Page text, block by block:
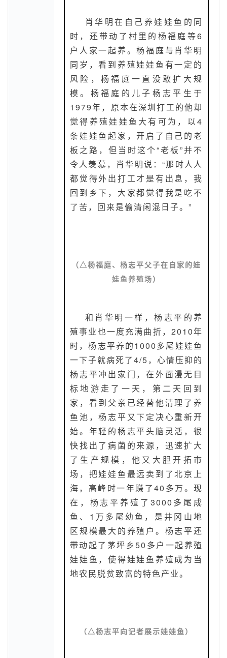
肖华明在自己养娃娃鱼的同
时，还带动了村里的杨福庭等6
户人家一起养。杨福庭与肖华明
同岁，看到养殖娃娃鱼有一定的
风险，杨福庭一直没敢扩大规
模。杨福庭的儿子杨志平生于
1979年，原本在深圳打工的他却
觉得养殖娃娃鱼大有可为，以4
条娃娃鱼起家，开启了自己的老
板之路，但当时这个“老板”并不
令人羡慕，肖华明说：“那时人人
都觉得外出打工才是有出息，我
回到乡下，大家都觉得我是吃不
了苦，回来是偷清闲混日子。”
（△杨福庭、杨志平父子在自家的娃
娃鱼养殖场）
和肖华明一样，杨志平的养
殖事业也一度充满曲折，2010年
时，杨志平养的1000多尾娃娃鱼
一下子就病死了4/5，心情压抑的
杨志平冲出家门，在外面漫无目
标地游走了一天，第二天回到
家，看到父亲已经替他清理了养
鱼池，杨志平又下定决心重新开
始。年轻的杨志平头脑灵活，很
快找出了病菌的来源，迅速扩大
了生产规模，他又大胆开拓市
场，把娃娃鱼最远卖到了北京上
海，高峰时一年赚了40多万。现
在，杨志平养殖了3000多尾成
鱼、1万多尾幼鱼，是井冈山地
区规模最大的养殖户。杨志平还
带动起了茅坪乡50多户一起养殖
娃娃鱼，使得娃娃鱼养殖成为当
地农民脱贫致富的特色产业。
（△杨志平向记者展示娃娃鱼）